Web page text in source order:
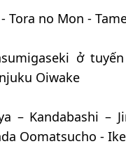
Tora no Mon -
ở
Oiwake
– Kandabashi –
Oomatsucho -